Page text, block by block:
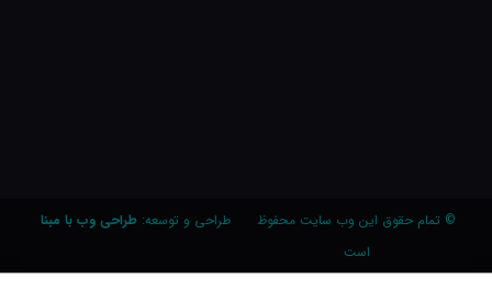
© تمام حقوق این وب سایت محفوظ
است
طراحی و توسعه: طراحی وب با مبنا